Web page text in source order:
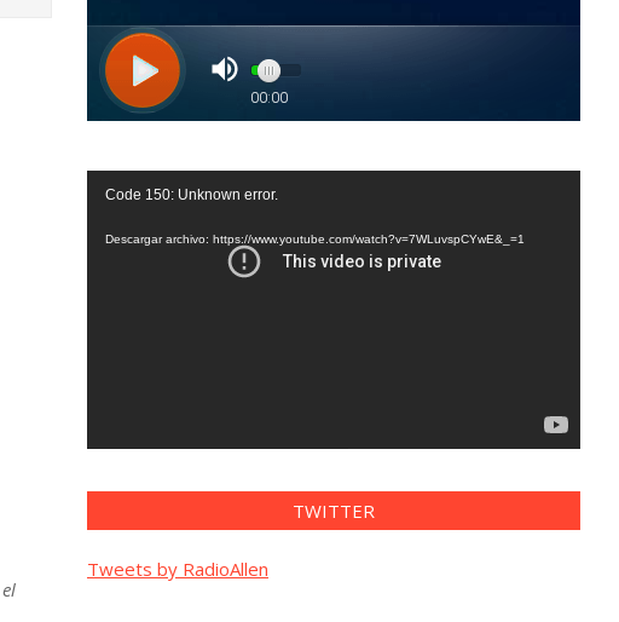
Reproductor
vídeo
Code 150: Unknown error.
Descargar archivo: https://www.youtube.com/watch?v=7WLuvspCYwE&_=1
TWITTER
Tweets by RadioAllen